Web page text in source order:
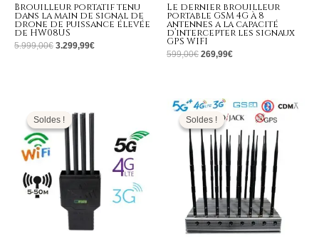
Brouilleur portatif tenu
dans la main de signal de
drone de puissance élevée
de HW08US
5.999,00€ 3.299,99€
Le dernier brouilleur
portable GSM 4G à 8
antennes a la capacité
d’intercepter les signaux
GPS WIFI
599,00€ 269,99€
Soldes !
Soldes !initial
était :
1.399,00€.
actuel
689,99€.
Soldes !
Soldes !
Le
prix
initial
était :
1.999,00€.
Le
prix
actuel
999,99€.